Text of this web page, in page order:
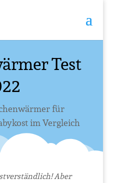
Test
für
im Vergleich
Aber